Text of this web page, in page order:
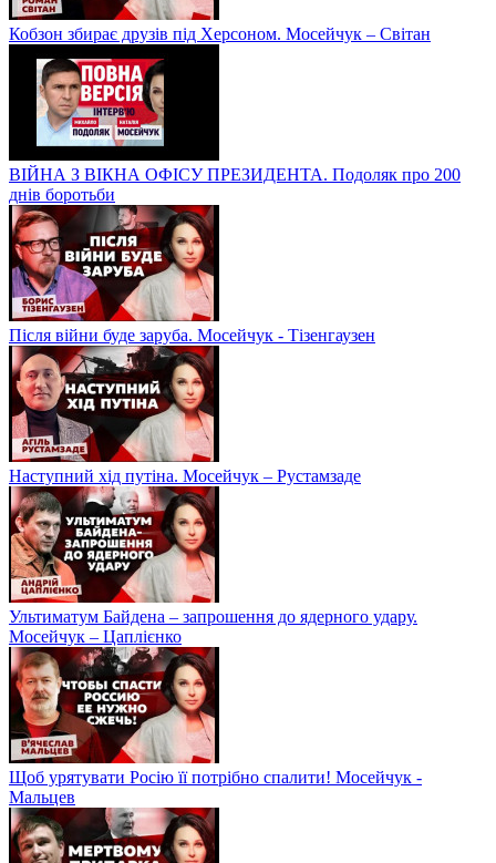
Кобзон збирає друзів під Херсоном. Мосейчук – Світан
ВІЙНА З ВІКНА ОФІСУ ПРЕЗИДЕНТА. Подоляк про 200
днів боротьби
Після війни буде заруба. Мосейчук - Тізенгаузен
Наступний хід путіна. Мосейчук – Рустамзаде
Ультиматум Байдена – запрошення до ядерного удару.
Мосейчук – Цаплієнко
Щоб урятувати Росію її потрібно спалити! Мосейчук -
Мальцев